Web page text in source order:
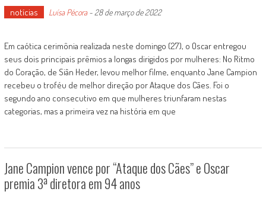
notícias Luísa Pécora-28 de março de 2022
Em caótica cerimônia realizada neste domingo (27), o Oscar entregou
seus dois principais prêmios a longas dirigidos por mulheres: No Ritmo
do Coração, de Siân Heder, levou melhor filme, enquanto Jane Campion
recebeu o troféu de melhor direção por Ataque dos Cães. Foi o
segundo ano consecutivo em que mulheres triunfaram nestas
categorias, mas a primeira vez na história em que
Jane Campion vence por “Ataque dos Cães” e Oscar
premia 3ª diretora em 94 anos